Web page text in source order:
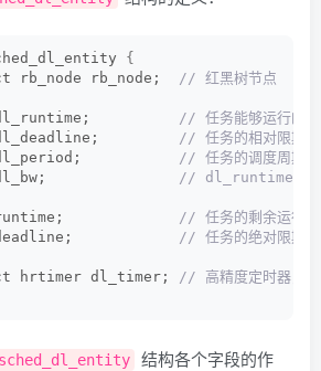
{
rb_node rb_node;
// 红黑树节点
dl_runtime;
// 任务能够运行的时
dl_deadline;
// 任务的相对限期
dl_period;
// 任务的调度周期
dl_bw;
// dl_runtime /
runtime;
// 任务的剩余运行时
deadline;
// 任务的绝对限期
hrtimer dl_timer;
// 高精度定时器，用
sched_dl_entity
结构各个字段的作